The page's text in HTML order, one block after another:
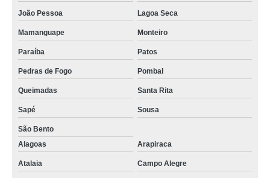
João Pessoa Lagoa Seca
Mamanguape Monteiro
Paraíba Patos
Pedras de Fogo Pombal
Queimadas Santa Rita
Sapé Sousa
São Bento
Alagoas
Arapiraca
Atalaia Campo Alegre